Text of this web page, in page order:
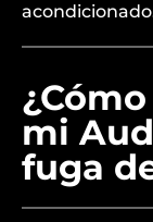
mi
fuga